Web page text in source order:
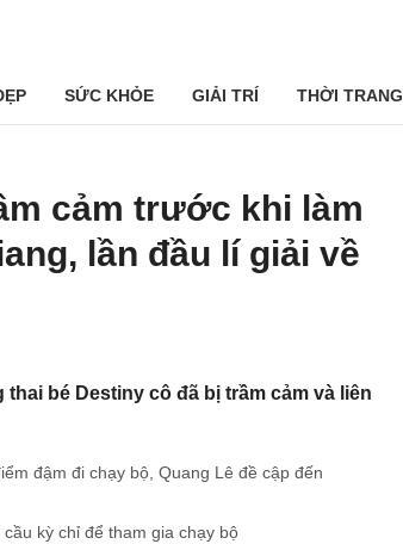
SỨC KHỎE GIẢI TRÍ THỜI TRANG
cảm trước khi làm
lần đầu lí giải về
bé Destiny cô đã bị trầm cảm và liên
đậm đi chạy bộ, Quang Lê đề cập đến
kỳ chỉ để tham gia chạy bộ